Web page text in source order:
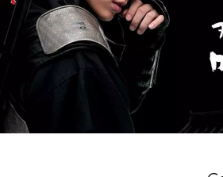
Carnet de Voyages
2021 2020